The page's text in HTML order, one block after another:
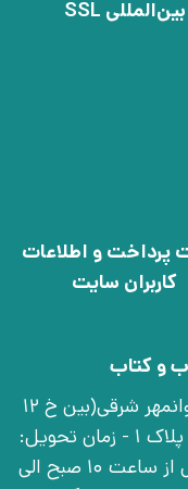
بین‌المللی SSL
پرداخت و اطلاعات
کاربران سایت
و کتاب
تهران، خ انقلاب، خ 12 فروردین، خ روانمهر شرقی(بین خ 12
فروردین و خ فخر رازی)، بن‌بست اوّل، پلاک 1 - زمان تحویل:
شنبه تا چهارشنبه به جز روزهای تعطیل از ساعت 10 صبح الی